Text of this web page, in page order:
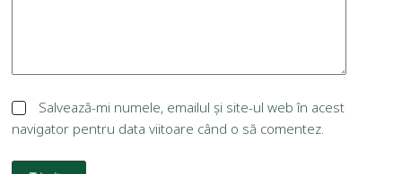
Salvează-mi numele, emailul și site-ul web în acest
navigator pentru data viitoare când o să comentez.